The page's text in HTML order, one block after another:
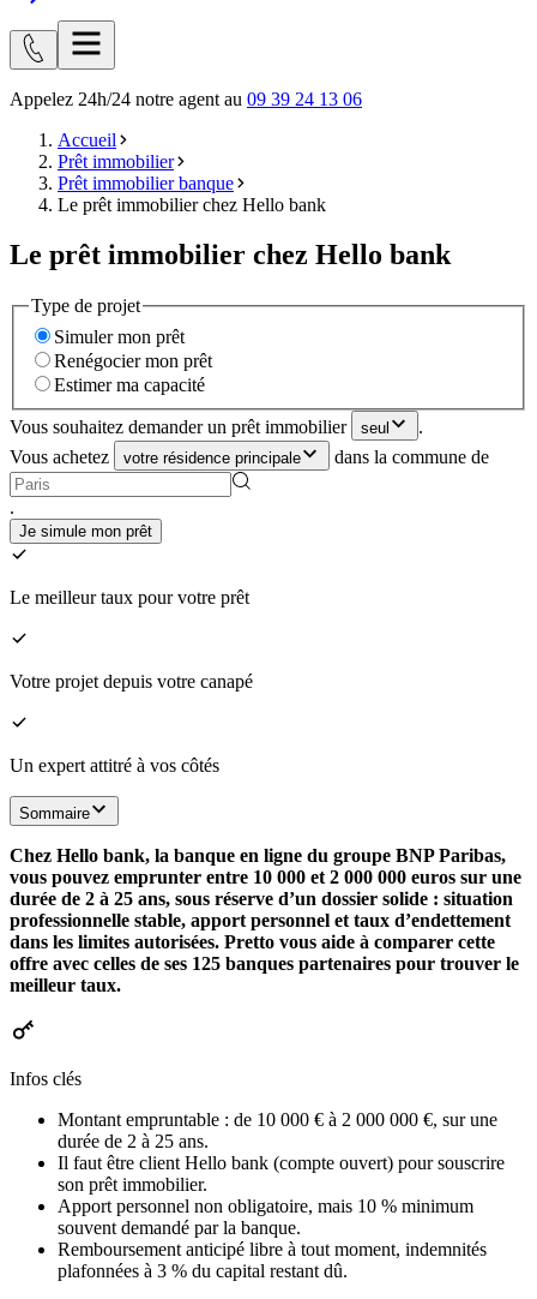
Appelez 24h/24 notre agent au 09 39 24 13 06
Accueil
Prêt immobilier
Prêt immobilier banque
Le prêt immobilier chez Hello bank
Le prêt immobilier chez Hello bank
Type de projet
Simuler mon prêt
Renégocier mon prêt
Estimer ma capacité
Vous souhaitez demander un prêt immobilier seul
.
Vous achetez
votre résidence principale dans la commune de
.
Je simule mon prêt
Le meilleur taux pour votre prêt
Votre projet depuis votre canapé
Un expert attitré à vos côtés
Sommaire
Chez Hello bank, la banque en ligne du groupe BNP Paribas,
vous pouvez emprunter entre 10 000 et 2 000 000 euros sur une
durée de 2 à 25 ans, sous réserve d’un dossier solide : situation
professionnelle stable, apport personnel et taux d’endettement
dans les limites autorisées. Pretto vous aide à comparer cette
offre avec celles de ses 125 banques partenaires pour trouver le
meilleur taux.
Infos clés
Montant empruntable : de 10 000 € à 2 000 000 €, sur une
durée de 2 à 25 ans.
Il faut être client Hello bank (compte ouvert) pour souscrire
son prêt immobilier.
Apport personnel non obligatoire, mais 10 % minimum
souvent demandé par la banque.
Remboursement anticipé libre à tout moment, indemnités
plafonnées à 3 % du capital restant dû.